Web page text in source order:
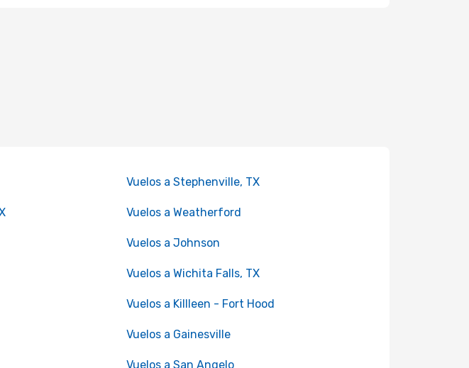
Vuelos a Stephenville, TX
Vuelos a Weatherford
Vuelos a Johnson
Vuelos a Wichita Falls, TX
Vuelos a Killleen - Fort Hood
Vuelos a Gainesville
Vuelos a San Angelo